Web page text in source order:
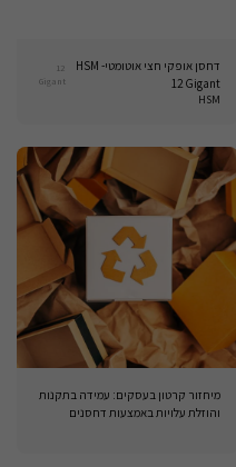
דחסן אופקי חצי אוטומטי- HSM
12 Gigant
12
Gigant
HSM
מיחזור קרטון בעסקים: עמידה בתקנות
והוזלת עלויות באמצעות דחסנים